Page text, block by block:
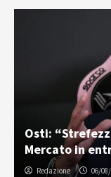
Osti:
Mercato in
Redazione 06/